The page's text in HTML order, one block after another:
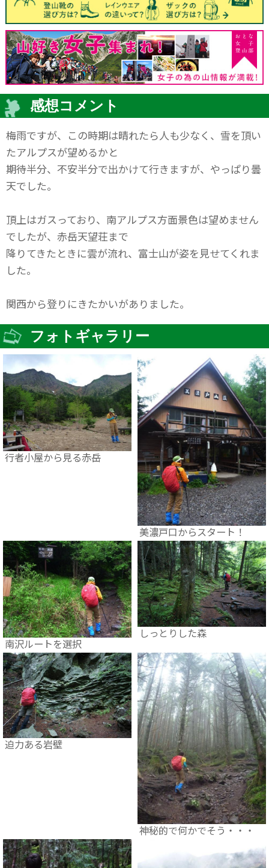
感想コメント
梅雨ですが、この時期は晴れたら人も少なく、雪を頂い
たアルプスが望めるかと
期待半分、不安半分で出かけて行きますが、やっぱり曇
天でした。
頂上はガスっており、南アルプス方面景色は望めません
でしたが、赤岳天望荘まで
降りてきたときに雲が流れ、富士山が姿を見せてくれま
した。
関西から登りにきたかいがありました。
フォトギャラリー
行者小屋から見る赤岳
美濃戸口からスタート！
南沢ルートを選択
しっとりした森
迫力ある岩壁
神秘的で何かでそう・・・